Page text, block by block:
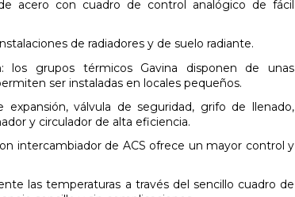
acero con cuadro de control analógico de fácil
de radiadores y de suelo radiante.
los grupos térmicos Gavina disponen de unas
ser instaladas en locales pequeños.
expansión, válvula de seguridad, grifo de llenado,
y circulador de alta eficiencia.
intercambiador de ACS ofrece un mayor control y
las temperaturas a través del sencillo cuadro de